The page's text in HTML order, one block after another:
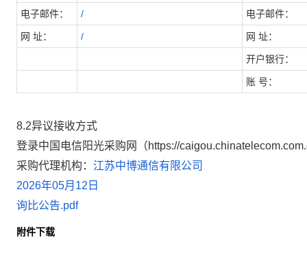
电子邮件： / 电子邮件：
网 址： / 网 址：
开户银行：
账 号：
8.2异议接收方式
登录中国电信阳光采购网（https://
采购代理机构： 江苏中博通信有限公司
2026年05月12日
询比公告.pdf
附件下载